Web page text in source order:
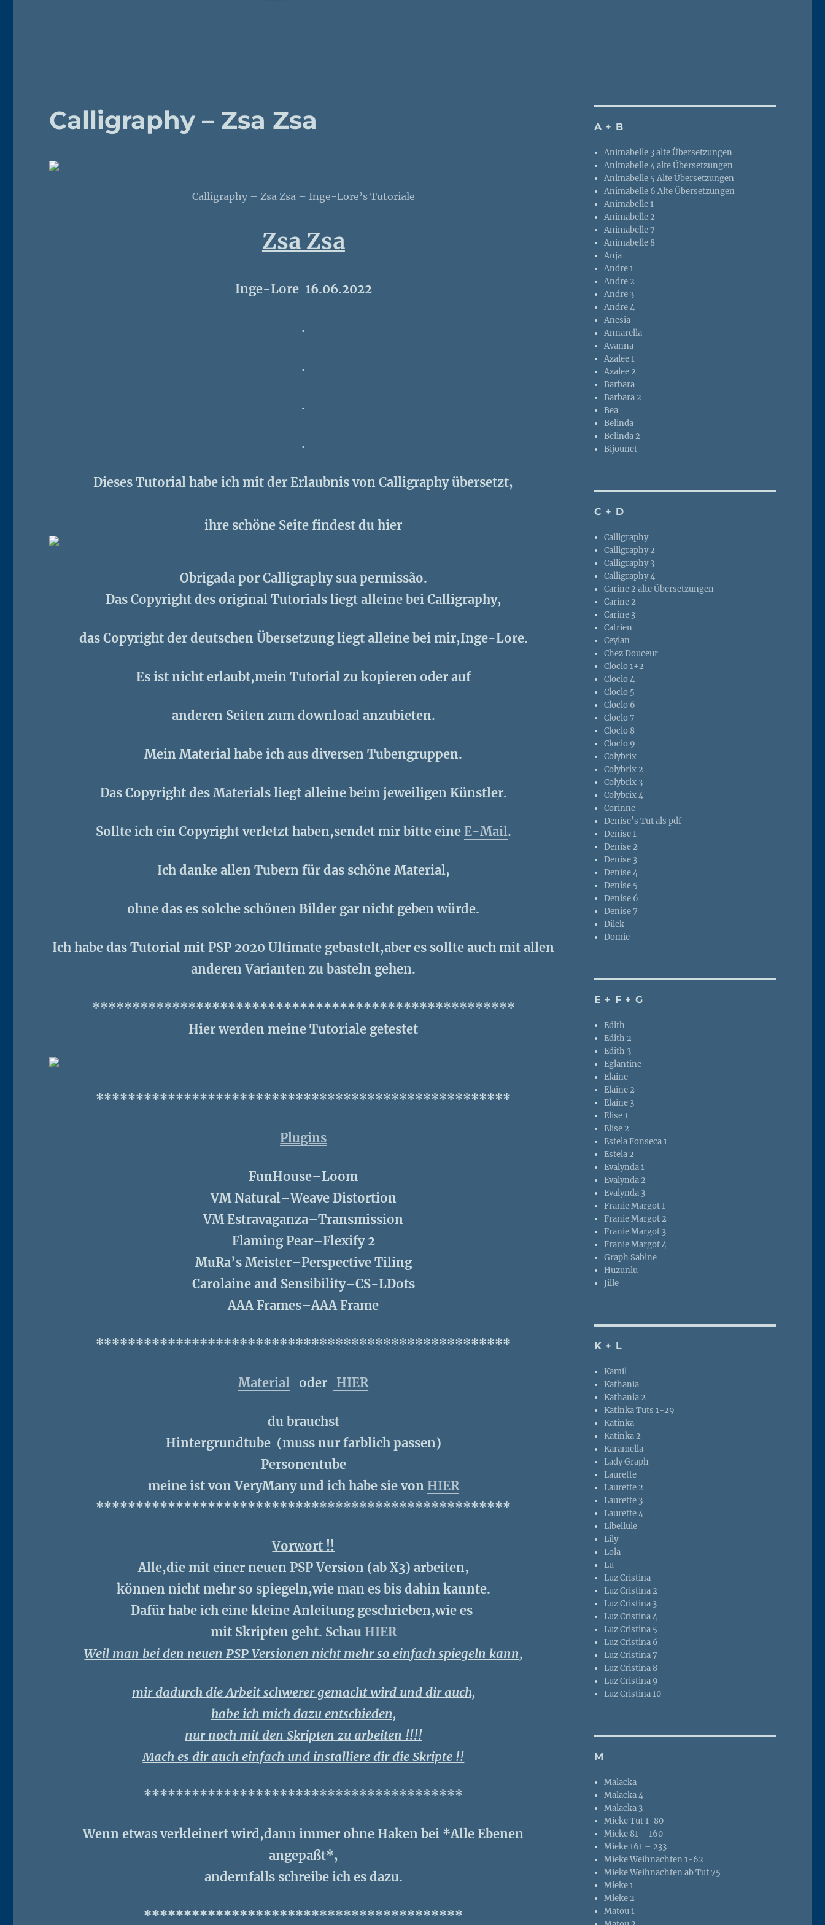
Calligraphy – Zsa Zsa
Calligraphy – Zsa Zsa – Inge-Lore’s Tutoriale
Zsa Zsa
Inge-Lore 16.06.2022
.
.
.
.
Dieses Tutorial habe ich mit der Erlaubnis von Calligraphy übersetzt,
ihre schöne Seite findest du hier
Obrigada por Calligraphy sua permissão.
Das Copyright des original Tutorials liegt alleine bei Calligraphy,
das Copyright der deutschen Übersetzung liegt alleine bei mir,Inge-Lore.
Es ist nicht erlaubt,mein Tutorial zu kopieren oder auf
anderen Seiten zum download anzubieten.
Mein Material habe ich aus diversen Tubengruppen.
Das Copyright des Materials liegt alleine beim jeweiligen Künstler.
Sollte ich ein Copyright verletzt haben,sendet mir bitte eine E-Mail.
Ich danke allen Tubern für das schöne Material,
ohne das es solche schönen Bilder gar nicht geben würde.
Ich habe das Tutorial mit PSP 2020 Ultimate gebastelt,aber es sollte auch mit allen
anderen Varianten zu basteln gehen.
*****************************************************
Hier werden meine Tutoriale getestet
****************************************************
Plugins
FunHouse–Loom
VM Natural–Weave Distortion
VM Estravaganza–Transmission
Flaming Pear–Flexify 2
MuRa’s Meister–Perspective Tiling
Carolaine and Sensibility–CS-LDots
AAA Frames–AAA Frame
****************************************************
Material oder HIER
du brauchst
Hintergrundtube (muss nur farblich passen)
Personentube
meine ist von VeryMany und ich habe sie von HIER
****************************************************
Vorwort !!
Alle,die mit einer neuen PSP Version (ab X3) arbeiten,
können nicht mehr so spiegeln,wie man es bis dahin kannte.
Dafür habe ich eine kleine Anleitung geschrieben,wie es
mit Skripten geht. Schau HIER
Weil man bei den neuen PSP Versionen nicht mehr so einfach spiegeln kann,
mir dadurch die Arbeit schwerer gemacht wird und dir auch,
habe ich mich dazu entschieden,
nur noch mit den Skripten zu arbeiten !!!!
Mach es dir auch einfach und installiere dir die Skripte !!
****************************************
Wenn etwas verkleinert wird,dann immer ohne Haken bei *Alle Ebenen
angepaßt*,
andernfalls schreibe ich es dazu.
****************************************
A + B
Animabelle 3 alte Übersetzungen
Animabelle 4 alte Übersetzungen
Animabelle 5 Alte Übersetzungen
Animabelle 6 Alte Übersetzungen
Animabelle 1
Animabelle 2
Animabelle 7
Animabelle 8
Anja
Andre 1
Andre 2
Andre 3
Andre 4
Anesia
Annarella
Avanna
Azalee 1
Azalee 2
Barbara
Barbara 2
Bea
Belinda
Belinda 2
Bijounet
C + D
Calligraphy
Calligraphy 2
Calligraphy 3
Calligraphy 4
Carine 2 alte Übersetzungen
Carine 2
Carine 3
Catrien
Ceylan
Chez Douceur
Cloclo 1+2
Cloclo 4
Cloclo 5
Cloclo 6
Cloclo 7
Cloclo 8
Cloclo 9
Colybrix
Colybrix 2
Colybrix 3
Colybrix 4
Corinne
Denise’s Tut als pdf
Denise 1
Denise 2
Denise 3
Denise 4
Denise 5
Denise 6
Denise 7
Dilek
Domie
E + F + G
Edith
Edith 2
Edith 3
Eglantine
Elaine
Elaine 2
Elaine 3
Elise 1
Elise 2
Estela Fonseca 1
Estela 2
Evalynda 1
Evalynda 2
Evalynda 3
Franie Margot 1
Franie Margot 2
Franie Margot 3
Franie Margot 4
Graph Sabine
Huzunlu
Jille
K + L
Kamil
Kathania
Kathania 2
Katinka Tuts 1-29
Katinka
Katinka 2
Karamella
Lady Graph
Laurette
Laurette 2
Laurette 3
Laurette 4
Libellule
Lily
Lola
Lu
Luz Cristina
Luz Cristina 2
Luz Cristina 3
Luz Cristina 4
Luz Cristina 5
Luz Cristina 6
Luz Cristina 7
Luz Cristina 8
Luz Cristina 9
Luz Cristina 10
M
Malacka
Malacka 4
Malacka 3
Mieke Tut 1-80
Mieke 81 – 160
Mieke 161 – 233
Mieke Weihnachten 1-62
Mieke Weihnachten ab Tut 75
Mieke 1
Mieke 2
Matou 1